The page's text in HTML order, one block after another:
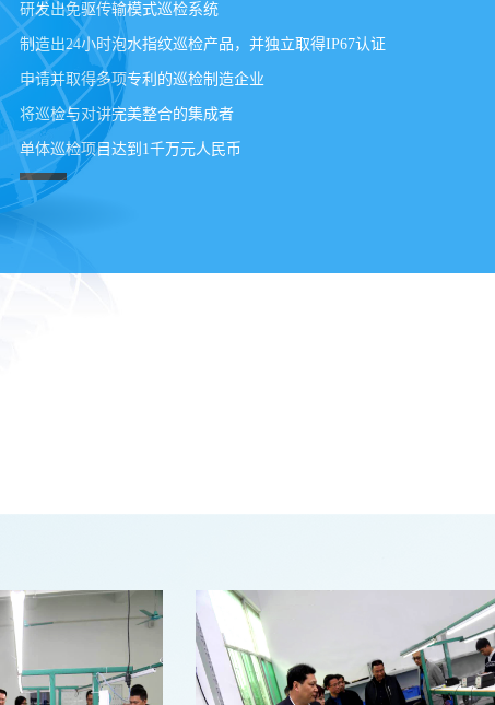
研发出免驱传输模式巡检系统
制造出24小时泡水指纹巡检产品，并独立取得IP67认证
申请并取得多项专利的巡检制造企业
将巡检与对讲完美整合的集成者
单体巡检项目达到1千万元人民币